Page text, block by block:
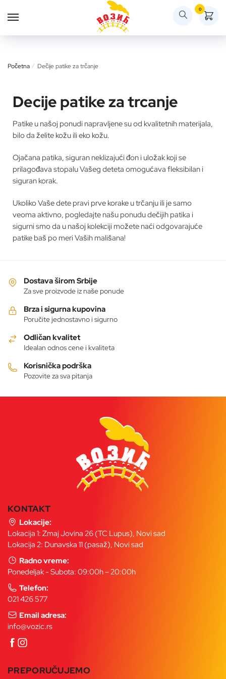
0
Početna / Dečije patike za trčanje
Decije patike za trcanje
Patike u našoj ponudi napravljene su od kvalitetnih materijala,
bilo da želite kožu ili eko kožu.
Ojačana patika, siguran neklizajući đon i uložak koji se
prilagođava stopalu Vašeg deteta omogućava fleksibilan i
siguran korak.
Ukoliko Vaše dete pravi prve korake u trčanju ili je samo
veoma aktivno, pogledajte našu ponudu dečijih patika i
sigurni smo da u našoj kolekciji možete naći odgovarajuće
patike baš po meri Vaših mališana!
Dostava širom Srbije
Za sve proizvode iz naše ponude
Brza i sigurna kupovina
Poručite jednostavno i sigurno
Odličan kvalitet
Idealan odnos cene i kvaliteta
Korisnička podrška
Pozovite za sva pitanja
KONTAKT
Lokacije:
Lokacija 1: Zmaj Jovina 26 (TC Lupus), Novi sad
Lokacija 2: Dunavska 11 (pasaž), Novi sad
Radno vreme:
Ponedeljak - Subota: 09:00h – 20:00h
Telefon:
021 426 577
Email adresa:
info@vozic.rs
PREPORUČUJEMO